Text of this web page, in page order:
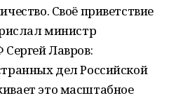
Своё приветствие
министр
Лавров:
дел Российской
это масштабное